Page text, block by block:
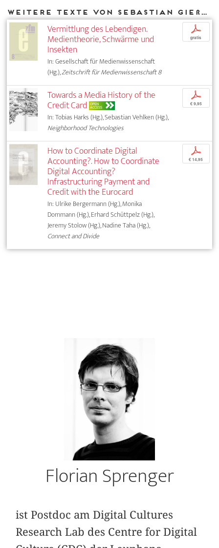
Weitere Texte von Sebastian Gießmann bei DIAPHANES
Vermittlung des Lebendigen.
Medientheorie, Schwärme und
Insekten
In: Gesellschaft für Medienwissenschaft
(Hg.),Zeitschrift für Medienwissenschaft 8
p
gratis
Towards a Media History of the
Credit Card OPEN
ACCESS
In: Tobias Harks (Hg.), Sebastian Vehlken (Hg.),
Neighborhood Technologies
p
€ 9,95
How to Coordinate Digital
Accounting?. How to Coordinate
Digital Accounting?
Infrastructuring Payment and
Credit with the Eurocard
In: Ulrike Bergermann (Hg.), Monika
Dommann (Hg.), Erhard Schüttpelz (Hg.),
Jeremy Stolow (Hg.), Nadine Taha (Hg.),
Connect and Divide
p
€ 14,95
Florian Sprenger
ist Postdoc am Digital Cultures
Research Lab des Centre for Digital